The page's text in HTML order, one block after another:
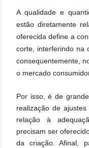
A qualidade e
estão diretamente
oferecida define a
corte, interferindo na
consequentemente,
o mercado
Por isso, é de
realização de
relação à
precisam ser
da criação. Afinal,